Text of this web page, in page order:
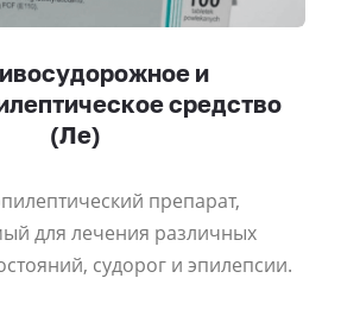
и
средство
(Ле)
препарат,
для лечения различных
судорог и эпилепсии.